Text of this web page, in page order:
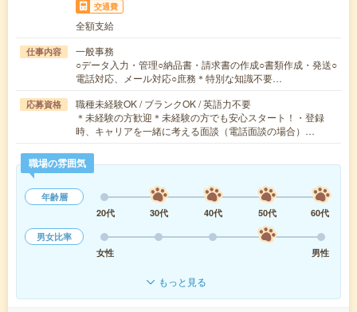
交通費
全額支給
仕事内容
一般事務
○データ入力・管理○納品書・請求書の作成○書類作成・発送○
電話対応、メール対応○庶務＊特別な知識不要…
応募資格
職種未経験OK / ブランクOK / 英語力不要
＊未経験の方歓迎＊未経験の方でも安心スタート！・登録
時、キャリアを一緒に考える面談（電話面談の場合）…
職場の雰囲気
年齢層
20代
30代 40代 50代
60代
男女比率
女性
男性
もっと見る